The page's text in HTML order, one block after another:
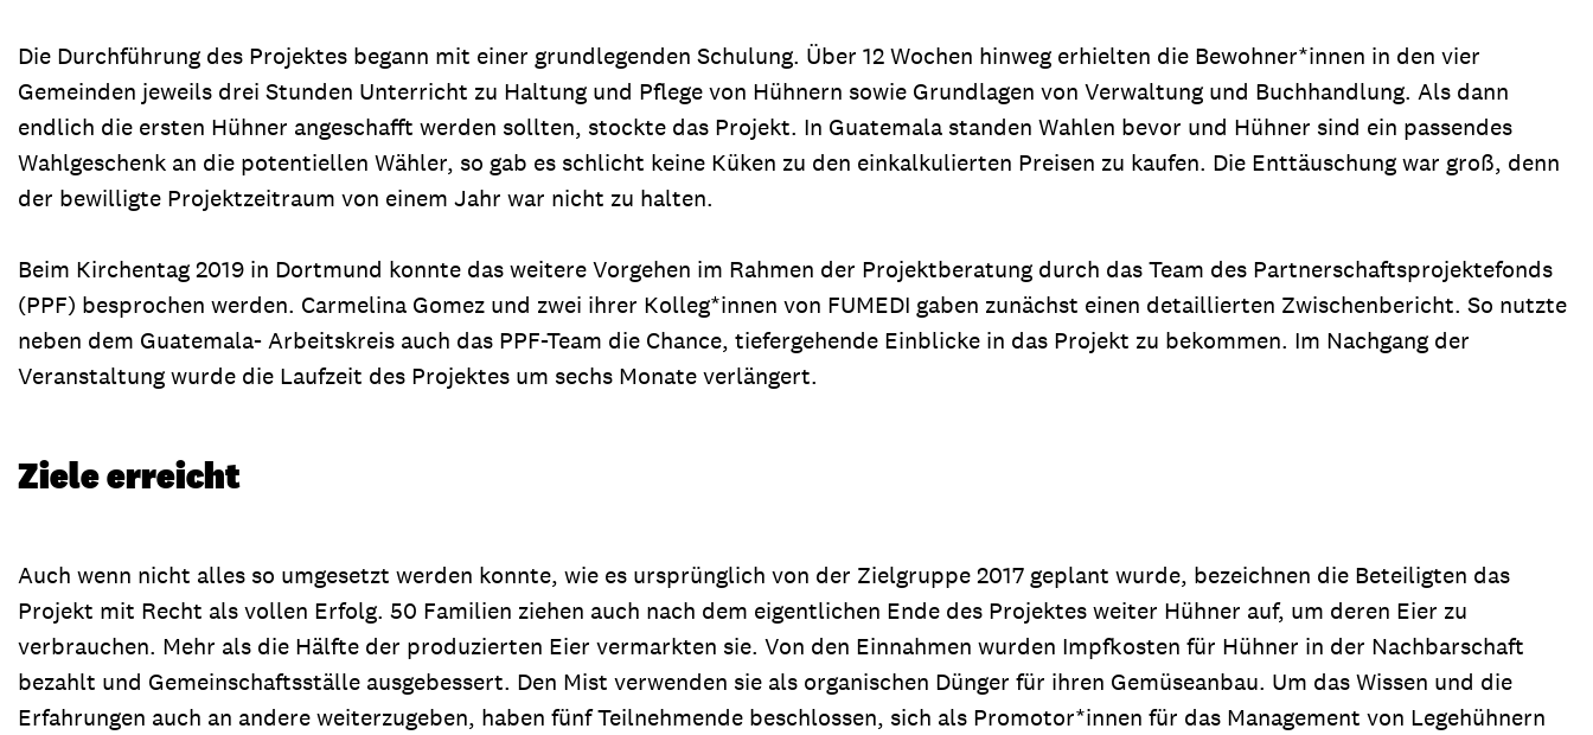
Die Durchführung des Projektes begann mit einer grundlegenden Schulung. Über 12 Wochen hinweg erhielten die Bewohner*innen in den vier
Gemeinden jeweils drei Stunden Unterricht zu Haltung und Pflege von Hühnern sowie Grundlagen von Verwaltung und Buchhandlung. Als dann
endlich die ersten Hühner angeschafft werden sollten, stockte das Projekt. In Guatemala standen Wahlen bevor und Hühner sind ein passendes
Wahlgeschenk an die potentiellen Wähler, so gab es schlicht keine Küken zu den einkalkulierten Preisen zu kaufen. Die Enttäuschung war groß, denn
der bewilligte Projektzeitraum von einem Jahr war nicht zu halten.
Beim Kirchentag 2019 in Dortmund konnte das weitere Vorgehen im Rahmen der Projektberatung durch das Team des Partnerschaftsprojektefonds
(PPF) besprochen werden. Carmelina Gomez und zwei ihrer Kolleg*innen von FUMEDI gaben zunächst einen detaillierten Zwischenbericht. So nutzte
neben dem Guatemala- Arbeitskreis auch das PPF-Team die Chance, tiefergehende Einblicke in das Projekt zu bekommen. Im Nachgang der
Veranstaltung wurde die Laufzeit des Projektes um sechs Monate verlängert.
Ziele erreicht
Auch wenn nicht alles so umgesetzt werden konnte, wie es ursprünglich von der Zielgruppe 2017 geplant wurde, bezeichnen die Beteiligten das
Projekt mit Recht als vollen Erfolg. 50 Familien ziehen auch nach dem eigentlichen Ende des Projektes weiter Hühner auf, um deren Eier zu
verbrauchen. Mehr als die Hälfte der produzierten Eier vermarkten sie. Von den Einnahmen wurden Impfkosten für Hühner in der Nachbarschaft
bezahlt und Gemeinschaftsställe ausgebessert. Den Mist verwenden sie als organischen Dünger für ihren Gemüseanbau. Um das Wissen und die
Erfahrungen auch an andere weiterzugeben, haben fünf Teilnehmende beschlossen, sich als Promotor*innen für das Management von Legehühnern